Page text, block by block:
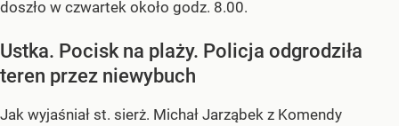
doszło w czwartek około godz. 8.00.
Ustka. Pocisk na plaży. Policja odgrodziła
teren przez niewybuch
Jak wyjaśniał st. sierż. Michał Jarząbek z Komendy